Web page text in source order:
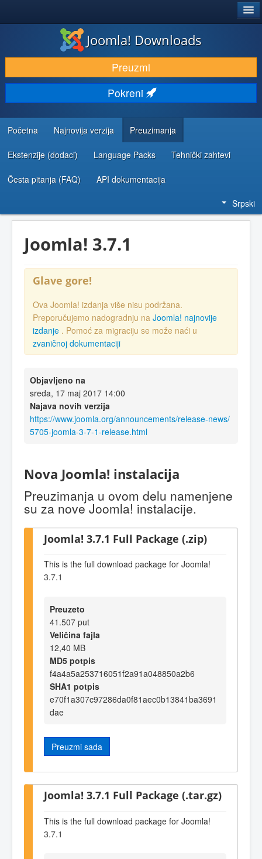
PREUZIMANJE I PROŠIRENJA (EKSTENZIJE)
OTKRIJTE I NAUČITE
ZAJEDNICA I PODRŠKA
RESURSI ZA RAZVOJ
Joomla! Downloads
Preuzmi
Pokreni
Početna Najnovija verzija Preuzimanja
Ekstenzije (dodaci) Language Packs Tehnički zahtevi
Česta pitanja (FAQ) API dokumentacija
Srpski
Joomla! 3.7.1
Glave gore!
Ova Joomla! izdanja više nisu podržana.
Preporučujemo nadogradnju na Joomla! najnovije
izdanje . Pomoć za migraciju se može naći u
zvaničnoj dokumentaciji
Objavljeno na
sreda, 17 maj 2017 14:00
Najava novih verzija
https://www.joomla.org/announcements/release-news/
5705-joomla-3-7-1-release.html
Nova Joomla! instalacija
Preuzimanja u ovom delu namenjene
su za nove Joomla! instalacije.
Joomla! 3.7.1 Full Package (.zip)
This is the full download package for Joomla!
3.7.1
Preuzeto
41.507 put
Veličina fajla
12,40 MB
MD5 potpis
f4a4a5a253716051f2a91a048850a2b6
SHA1 potpis
e70f1a307c97286da0f81aec0b13841ba3691
dae
Preuzmi sada
Joomla! 3.7.1 Full Package (.tar.gz)
This is the full download package for Joomla!
3.7.1